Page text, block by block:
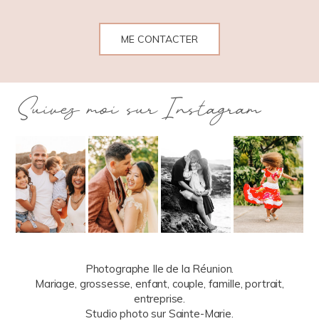
ME CONTACTER
Suivez moi sur Instagram
Photographe Ile de la Réunion.
Mariage, grossesse, enfant, couple, famille, portrait,
entreprise.
Studio photo sur Sainte-Marie.